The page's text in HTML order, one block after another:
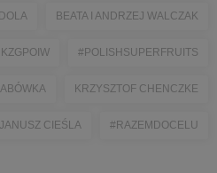
BEATA I ANDRZEJ WALCZAK
KZGPOIW #POLISHSUPERFRUITS
KRZYSZTOF CHENCZKE
JANUSZ CIEŚLA #RAZEMDOCELU